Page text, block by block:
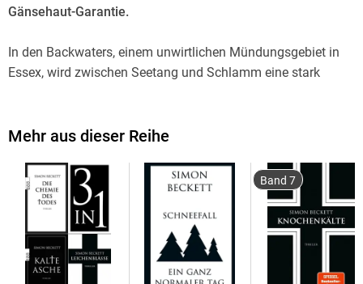
Gänsehaut-Garantie.
In den Backwaters, einem unwirtlichen Mündungsgebiet in
Essex, wird zwischen Seetang und Schlamm eine stark
verschwundenen Leo Villiers handelt. Er soll eine Affäre mit
umgebracht haben. Doch David Hunter kommen Zweifel an
der Identität des Toten, denn tags darauf treibt ein einzelner
Fuß im Wasser, und der gehört definitiv zu einer anderen
Leiche. Für die Zeit seiner Ermittlungen kommt Hunter in
einem abgeschiedenen Bootshaus unter. Die Bewohner der
Gegend begegnen ihm mit unverhohlener Feindseligkeit,
Mehr aus dieser Reihe
Band 7